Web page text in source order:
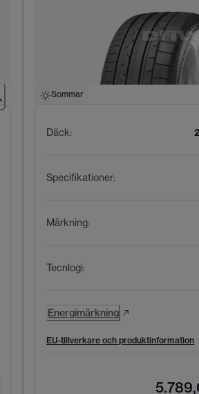
Sommar
Däck:
Specifikationer:
Märkning:
Tecnlogi:
Energimärkning
EU-tillverkare och produktinformation